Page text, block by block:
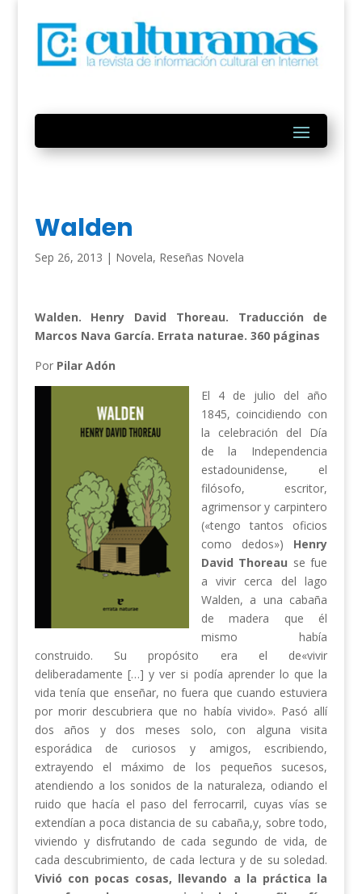
Walden
Sep 26, 2013 | Novela, Reseñas Novela
Walden. Henry David Thoreau. Traducción de
Marcos Nava García. Errata naturae. 360 páginas
Por Pilar Adón
El 4 de julio del año
1845, coincidiendo con
la celebración del Día
de la Independencia
estadounidense, el
filósofo, escritor,
agrimensor y carpintero
(«tengo tantos oficios
como dedos») Henry
David Thoreau se fue
a vivir cerca del lago
Walden, a una cabaña
de madera que él
mismo había
construido. Su propósito era el de«vivir
deliberadamente […] y ver si podía aprender lo que la
vida tenía que enseñar, no fuera que cuando estuviera
por morir descubriera que no había vivido». Pasó allí
dos años y dos meses solo, con alguna visita
esporádica de curiosos y amigos, escribiendo,
extrayendo el máximo de los pequeños sucesos,
atendiendo a los sonidos de la naturaleza, odiando el
ruido que hacía el paso del ferrocarril, cuyas vías se
extendían a poca distancia de su cabaña,y, sobre todo,
viviendo y disfrutando de cada segundo de vida, de
cada descubrimiento, de cada lectura y de su soledad.
Vivió con pocas cosas, llevando a la práctica la